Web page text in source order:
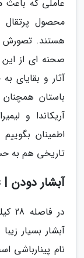
عاملی که
محصول
هستند. تصورش
صحنه ای از این
آثار و بقایای
باستان
آریکاندا و
اطمینان
تاریخی هم به
آبشار دودن | Düden Waterfalls
در
آبشار بسیار
نام پینارباشی